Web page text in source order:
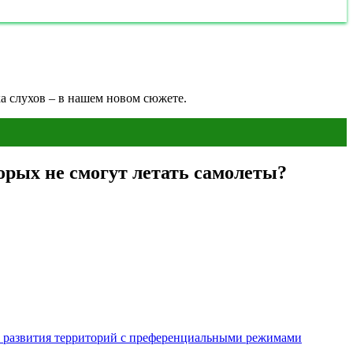
слухов – в нашем новом сюжете.
не смогут летать самолеты?
территорий с преференциальными режимами